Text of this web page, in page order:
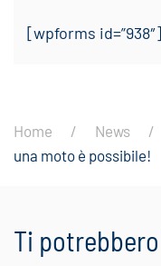
[wpforms id=”938″]
Home News
una moto è possibile!
Ti